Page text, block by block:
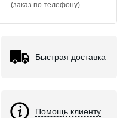
(заказ по телефону)
Быстрая доставка
Помощь клиенту